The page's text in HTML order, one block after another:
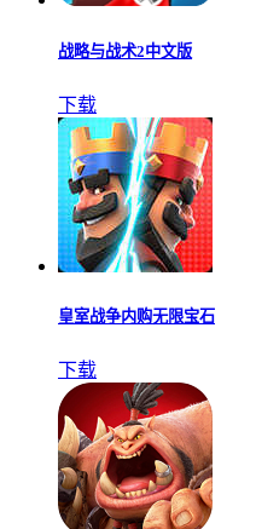
战略与战术2中文版
下载
皇室战争内购无限宝石
下载